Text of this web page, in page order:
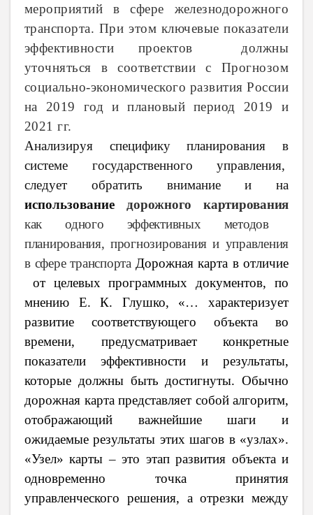
мероприятий в сфере железнодорожного
транспорта. При этом ключевые показатели
эффективности проектов должны
уточняться в соответствии с Прогнозом
социально-экономического развития России
на 2019 год и плановый период 2019 и
2021 гг.
Анализируя специфику планирования в
системе государственного управления,
следует обратить внимание и на
использование дорожного картирования
как одного эффективных методов
планирования, прогнозирования и управления
в сфере транспорта Дорожная карта в отличие
от целевых программных документов, по
мнению Е. К. Глушко, «… характеризует
развитие соответствующего объекта во
времени, предусматривает конкретные
показатели эффективности и результаты,
которые должны быть достигнуты. Обычно
дорожная карта представляет собой алгоритм,
отображающий важнейшие шаги и
ожидаемые результаты этих шагов в «узлах».
«Узел» карты–это этап развития объекта и
одновременно точка принятия
управленческого решения, а отрезки между